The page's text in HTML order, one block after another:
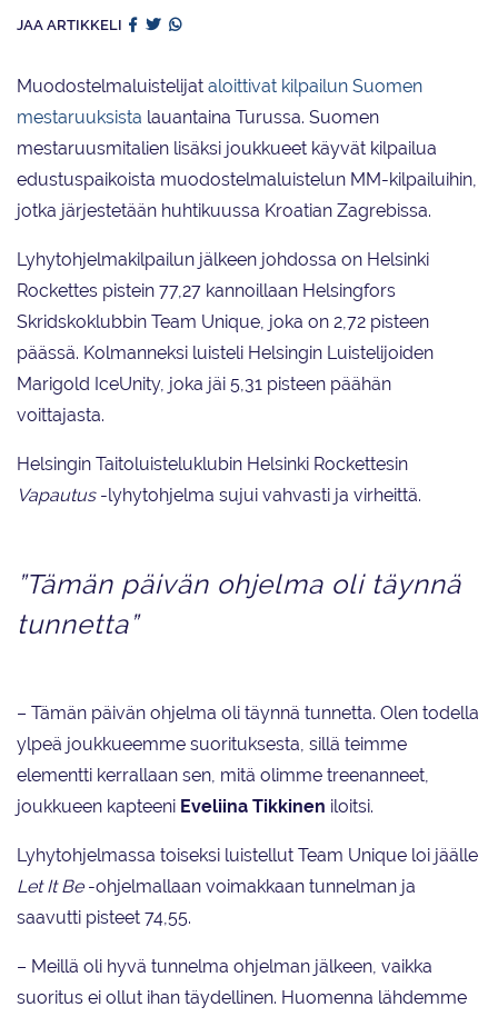
JAA ARTIKKELI
Muodostelmaluistelijat aloittivat kilpailun Suomen
mestaruuksista lauantaina Turussa. Suomen
mestaruusmitalien lisäksi joukkueet käyvät kilpailua
edustuspaikoista muodostelmaluistelun MM-kilpailuihin,
jotka järjestetään huhtikuussa Kroatian Zagrebissa.
Lyhytohjelmakilpailun jälkeen johdossa on Helsinki
Rockettes pistein 77,27 kannoillaan Helsingfors
Skridskoklubbin Team Unique, joka on 2,72 pisteen
päässä. Kolmanneksi luisteli Helsingin Luistelijoiden
Marigold IceUnity, joka jäi 5,31 pisteen päähän
voittajasta.
Helsingin Taitoluisteluklubin Helsinki Rockettesin
Vapautus-lyhytohjelma sujui vahvasti ja virheittä.
”Tämän päivän ohjelma oli täynnä
tunnetta”
– Tämän päivän ohjelma oli täynnä tunnetta. Olen todella
ylpeä joukkueemme suorituksesta, sillä teimme
elementti kerrallaan sen, mitä olimme treenanneet,
joukkueen kapteeni Eveliina Tikkinen iloitsi.
Lyhytohjelmassa toiseksi luistellut Team Unique loi jäälle
Let It Be-ohjelmallaan voimakkaan tunnelman ja
saavutti pisteet 74,55.
– Meillä oli hyvä tunnelma ohjelman jälkeen, vaikka
suoritus ei ollut ihan täydellinen. Huomenna lähdemme